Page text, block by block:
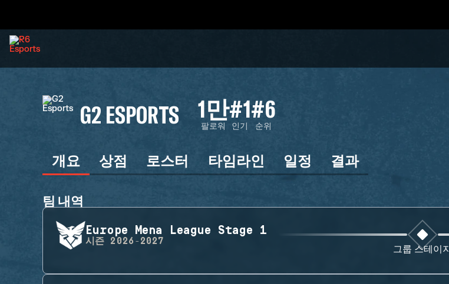
G2 ESPORTS 1만
팔로워
#1
인기
#6
순위
개요 상점 로스터 타임라인 일정 결과
팀 내역
Europe Mena League Stage 1
시즌 2026-2027
그룹 스테이지